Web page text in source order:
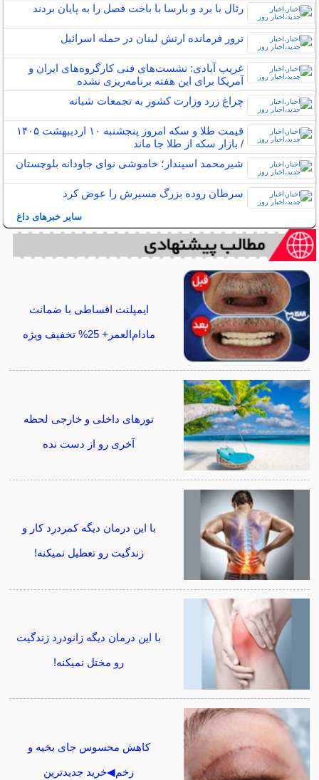
رئال با برد و بارسا با باخت فصل را به پایان بردند
ترور فرمانده ارتش لبنان در حمله اسرائیل
غریب آبادی: نشست‌های فنی کارگروه‌های ایران و
آمریکا برای این هفته برنامه‌ریزی نشده
چراغ زرد وزارت کشور به تجمعات شبانه
قیمت طلا و سکه امروز پنجشنبه ۱۰ اردیبهشت ۱۴۰۵
/ بازار سکه از طلا جا ماند
شیرمحمد اسپندار؛ خاموشی نوای جاودانه بلوچستان
سرطان روده بزرگ مسیرش را عوض کرد
سایر خبرهای داغ
ایمپلنت اقساطی با ضمانت
مادام‌العمر+ 25% تخفیف ویژه
تورهای داخلی و خارجی لحظه
آخری رو از دست نده
با این درمان دیگه کمردرد کار و
زندگیت رو تعطیل نمیکنه!
با این درمان دیگه زانودرد زندگیت
رو مختل نمیکنه!
کاهش محسوس جای بخیه و
زخم◀خرید جدیدترین